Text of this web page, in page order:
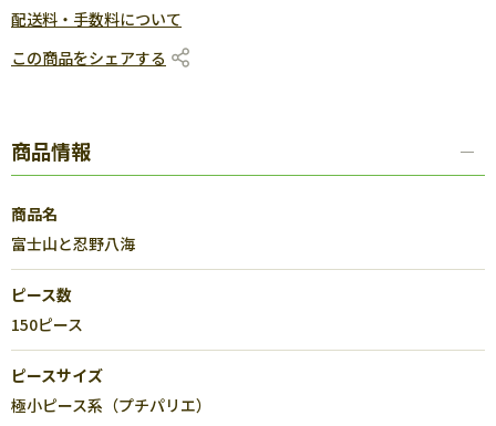
配送料・手数料について
この商品をシェアする
商品情報
商品名
富士山と忍野八海
ピース数
150ピース
ピースサイズ
極小ピース系（プチパリエ）